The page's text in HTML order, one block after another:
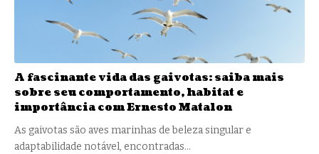
A fascinante vida das gaivotas: saiba mais
sobre seu comportamento, habitat e
importância com Ernesto Matalon
As gaivotas são aves marinhas de beleza singular e
adaptabilidade notável, encontradas…